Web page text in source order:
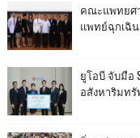
คณะแพทยศา
แพทย์ฉุกเฉิน
ยูโอบี จับมือ
อสังหาริมท